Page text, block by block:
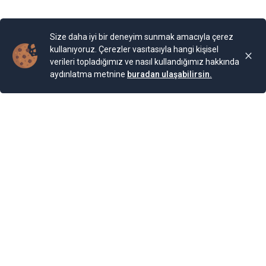
Yenigun
Size daha iyi bir deneyim sunmak amacıyla çerez
kullanıyoruz. Çerezler vasıtasıyla hangi kişisel
verileri topladığımız ve nasıl kullandığımız hakkında
aydınlatma metnine buradan ulaşabilirsin.